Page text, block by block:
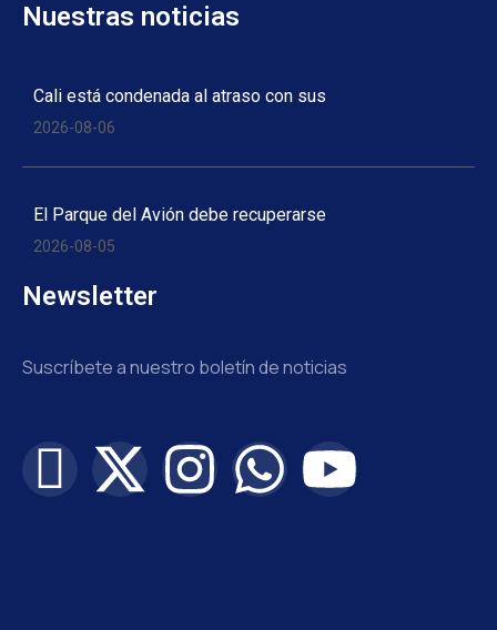
Nuestras noticias
Cali está condenada al atraso con sus
2026-08-06
El Parque del Avión debe recuperarse
2026-08-05
Newsletter
Suscríbete a nuestro boletín de noticias